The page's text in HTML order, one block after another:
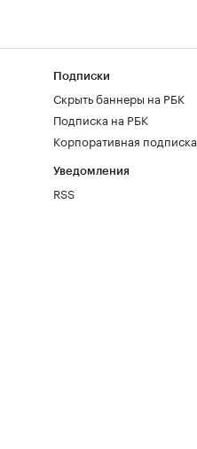
Подписки
Скрыть баннеры на РБК
Подписка на РБК
Корпоративная подписка
Уведомления
RSS